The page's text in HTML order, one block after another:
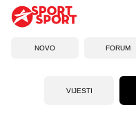
NOVO FORUM
VIJESTI